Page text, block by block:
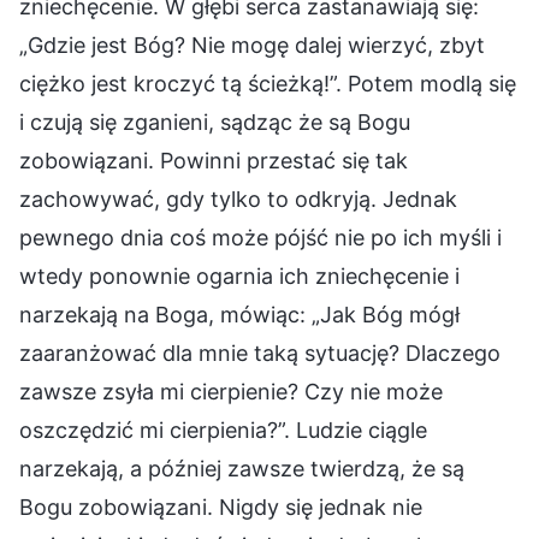
zniechęcenie. W głębi serca zastanawiają się:
„Gdzie jest Bóg? Nie mogę dalej wierzyć, zbyt
ciężko jest kroczyć tą ścieżką!”. Potem modlą się
i czują się zganieni, sądząc że są Bogu
zobowiązani. Powinni przestać się tak
zachowywać, gdy tylko to odkryją. Jednak
pewnego dnia coś może pójść nie po ich myśli i
wtedy ponownie ogarnia ich zniechęcenie i
narzekają na Boga, mówiąc: „Jak Bóg mógł
zaaranżować dla mnie taką sytuację? Dlaczego
zawsze zsyła mi cierpienie? Czy nie może
oszczędzić mi cierpienia?”. Ludzie ciągle
narzekają, a później zawsze twierdzą, że są
Bogu zobowiązani. Nigdy się jednak nie